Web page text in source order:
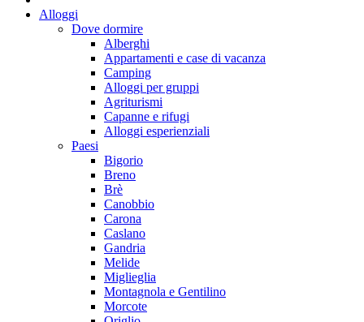
Alloggi
Dove dormire
Alberghi
Appartamenti e case di vacanza
Camping
Alloggi per gruppi
Agriturismi
Capanne e rifugi
Alloggi esperienziali
Paesi
Bigorio
Breno
Brè
Canobbio
Carona
Caslano
Gandria
Melide
Miglieglia
Montagnola e Gentilino
Morcote